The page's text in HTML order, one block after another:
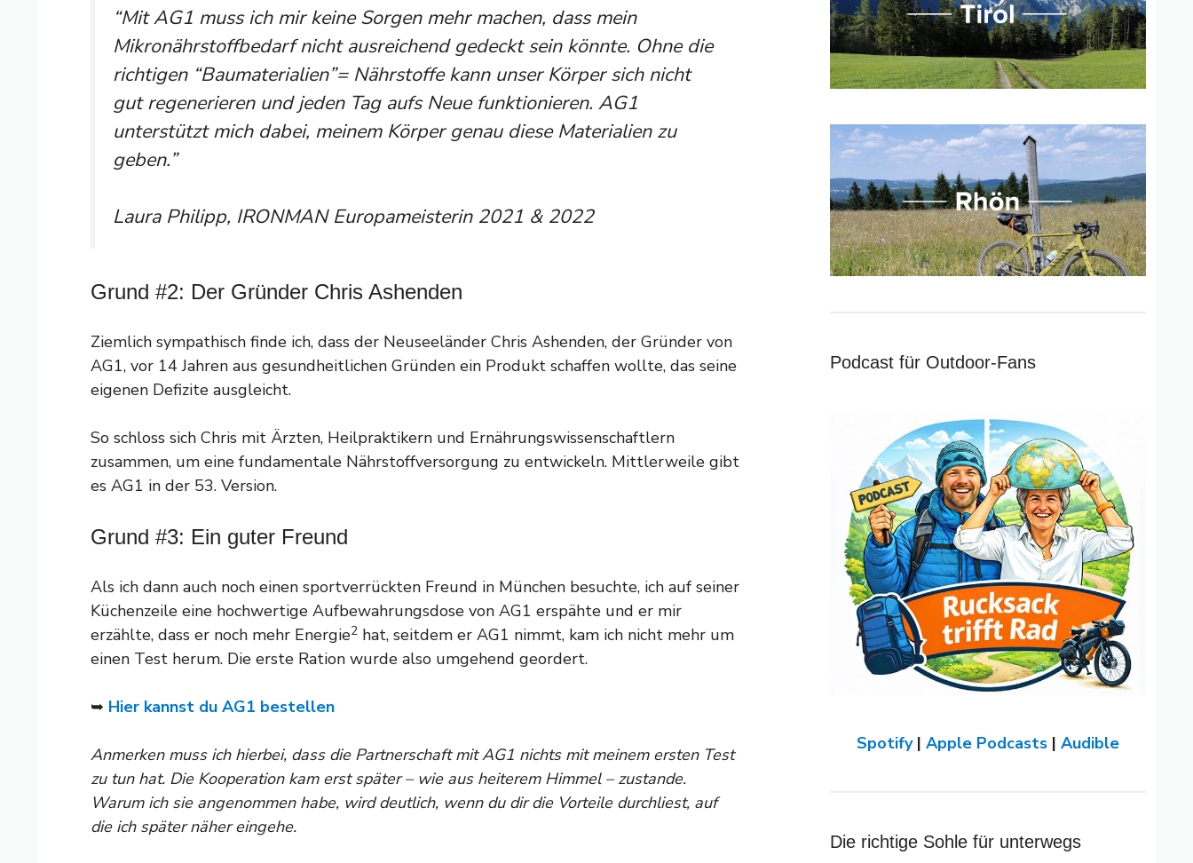
“Mit AG1 muss ich mir keine Sorgen mehr machen, dass mein
Mikronährstoffbedarf nicht ausreichend gedeckt sein könnte. Ohne die
richtigen “Baumaterialien”= Nährstoffe kann unser Körper sich nicht
gut regenerieren und jeden Tag aufs Neue funktionieren. AG1
unterstützt mich dabei, meinem Körper genau diese Materialien zu
geben.”
Laura Philipp, IRONMAN Europameisterin 2021 & 2022
Grund #2: Der Gründer Chris Ashenden
Ziemlich sympathisch finde ich, dass der Neuseeländer Chris Ashenden, der Gründer von
AG1, vor 14 Jahren aus gesundheitlichen Gründen ein Produkt schaffen wollte, das seine
eigenen Defizite ausgleicht.
So schloss sich Chris mit Ärzten, Heilpraktikern und Ernährungswissenschaftlern
zusammen, um eine fundamentale Nährstoffversorgung zu entwickeln. Mittlerweile gibt
es AG1 in der 53. Version.
Grund #3: Ein guter Freund
Als ich dann auch noch einen sportverrückten Freund in München besuchte, ich auf seiner
Küchenzeile eine hochwertige Aufbewahrungsdose von AG1 erspähte und er mir
erzählte, dass er noch mehr Energie2 hat, seitdem er AG1 nimmt, kam ich nicht mehr um
einen Test herum. Die erste Ration wurde also umgehend geordert.
➥ Hier kannst du AG1 bestellen
Anmerken muss ich hierbei, dass die Partnerschaft mit AG1 nichts mit meinem ersten Test
zu tun hat. Die Kooperation kam erst später – wie aus heiterem Himmel – zustande.
Warum ich sie angenommen habe, wird deutlich, wenn du dir die Vorteile durchliest, auf
die ich später näher eingehe.
Podcast für Outdoor-Fans
Spotify| Apple Podcasts | Audible
Die richtige Sohle für unterwegs